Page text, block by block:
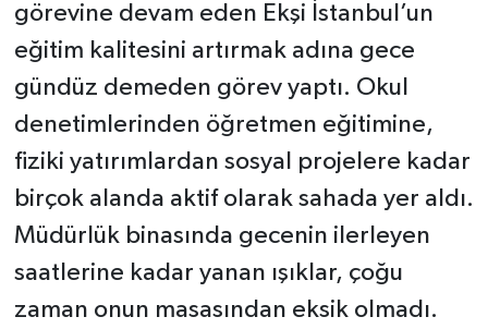
görevine devam eden Ekşi İstanbul’un
eğitim kalitesini artırmak adına gece
gündüz demeden görev yaptı. Okul
denetimlerinden öğretmen eğitimine,
fiziki yatırımlardan sosyal projelere kadar
birçok alanda aktif olarak sahada yer aldı.
Müdürlük binasında gecenin ilerleyen
saatlerine kadar yanan ışıklar, çoğu
zaman onun masasından eksik olmadı.